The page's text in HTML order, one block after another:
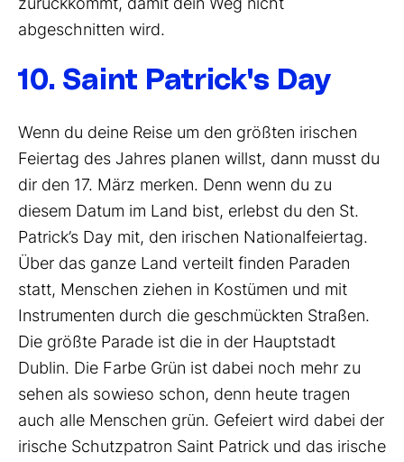
abgeschnitten wird.
10. Saint Patrick's Day
Wenn du deine Reise um den größten irischen
Feiertag des Jahres planen willst, dann musst du
dir den 17. März merken. Denn wenn du zu
diesem Datum im Land bist, erlebst du den St.
Patrick’s Day mit, den irischen Nationalfeiertag.
Über das ganze Land verteilt finden Paraden
statt, Menschen ziehen in Kostümen und mit
Instrumenten durch die geschmückten Straßen.
Die größte Parade ist die in der Hauptstadt
Dublin. Die Farbe Grün ist dabei noch mehr zu
sehen als sowieso schon, denn heute tragen
auch alle Menschen grün. Gefeiert wird dabei der
irische Schutzpatron Saint Patrick und das irische